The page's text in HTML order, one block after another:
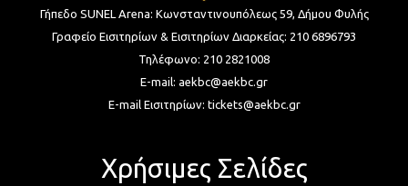
Γήπεδο SUNEL Arena: Κωνσταντινουπόλεως 59, Δήμου Φυλής
Γραφείο Εισιτηρίων & Εισιτηρίων Διαρκείας: 210 6896793
Τηλέφωνο: 210 2821008
E-mail: aekbc@aekbc.gr
E-mail Εισιτηρίων: tickets@aekbc.gr
Χρήσιμες Σελίδες